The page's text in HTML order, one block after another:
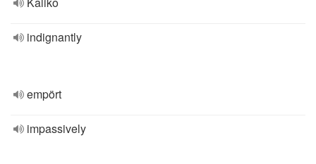
indignantly
empört
impassively